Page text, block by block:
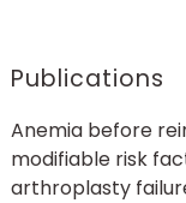
Publications
Anemia before
modifiable risk
arthroplasty